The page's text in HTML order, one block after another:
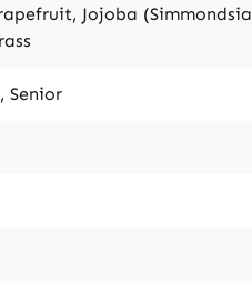
Jojoba
Senior